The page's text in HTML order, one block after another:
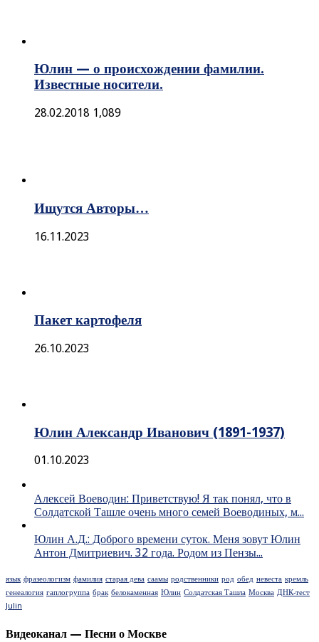
Юлин — о происхождении фамилии.
Известные носители.
28.02.2018 1,089
Ищутся Авторы…
16.11.2023
Пакет картофеля
26.10.2023
Юлин Александр Иванович (1891-1937)
01.10.2023
Алексей Воеводин: Приветствую! Я так понял, что в
Солдатской Ташле очень много семей Воеводиных, м...
Юлин А.Д.: Доброго времени суток. Меня зовут Юлин
Антон Дмитриевич. 32 года. Родом из Пензы...
язык фразеологизм фамилия старая дева саамы родственники род обед невеста кремль
генеалогия гаплогруппа брак белокаменная Юлин Солдатская Ташла Москва ДНК-тест
Julin
Видеоканал — Песни о Москве